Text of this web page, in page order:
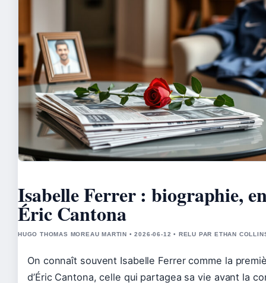
Isabelle Ferrer : biographie,
Éric Cantona
HUGO THOMAS MOREAU MARTIN • 2026-06-12 • RELU PAR ETHAN
On connaît souvent Isabelle Ferrer comme la
d’Éric Cantona, celle qui partagea sa vie avant la